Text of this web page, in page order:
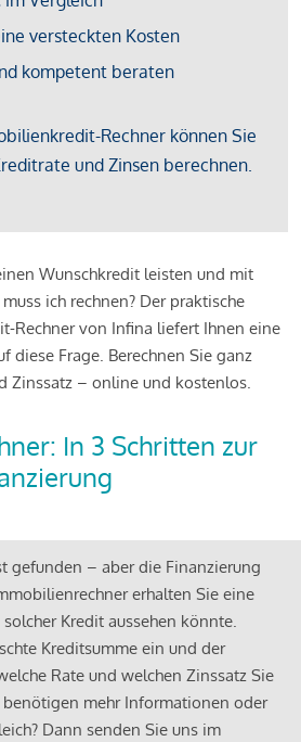
Wunschkredit leisten und mit
ich rechnen? Der praktische
Rechner von Infina liefert Ihnen eine
diese Frage. Berechnen Sie ganz
Zinssatz – online und kostenlos.
In 3 Schritten zur
gefunden – aber die Finanzierung
erhalten Sie eine
Kredit aussehen könnte.
Kreditsumme ein und der
Rate und welchen Zinssatz Sie
mehr Informationen oder
Dann senden Sie uns im